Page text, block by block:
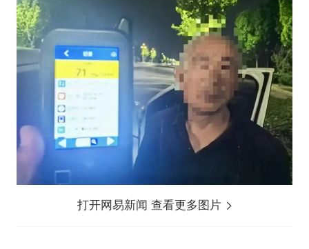
打开网易新闻 查看更多图片